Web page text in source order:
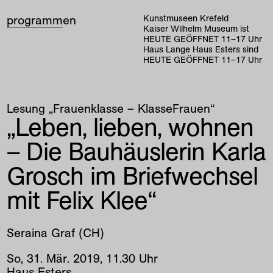
programmen
Kunstmuseen Krefeld
Kaiser Wilhelm Museum ist
HEUTE GEÖFFNET 11–17 Uhr
Haus Lange Haus Esters sind
HEUTE GEÖFFNET 11–17 Uhr
Lesung „Frauenklasse – KlasseFrauen“
„Leben, lieben, wohnen
– Die Bauhäuslerin Karla
Grosch im Briefwechsel
mit Felix Klee“
Seraina Graf (CH)
So,31 . Mär. 2019, 11 .30 Uhr